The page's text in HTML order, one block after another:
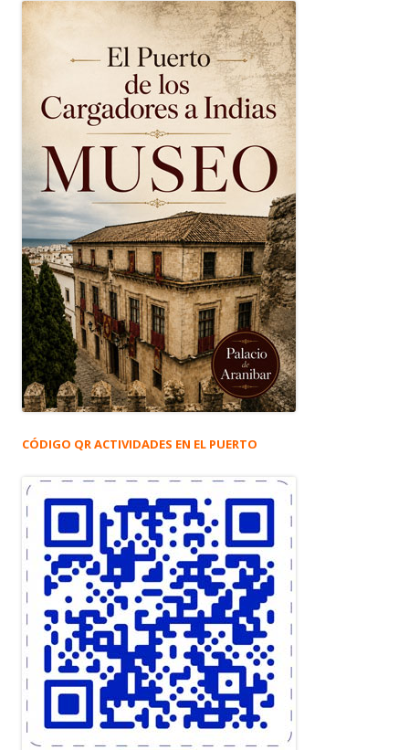
CÓDIGO QR ACTIVIDADES EN EL PUERTO